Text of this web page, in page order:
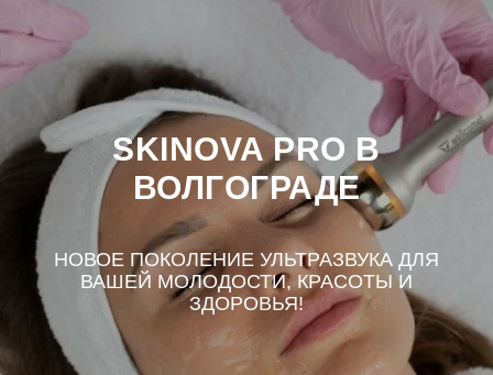
SKINOVA PRO В
ВОЛГОГРАДЕ
НОВОЕ ПОКОЛЕНИЕ УЛЬТРАЗВУКА ДЛЯ
ВАШЕЙ МОЛОДОСТИ, КРАСОТЫ И
ЗДОРОВЬЯ!